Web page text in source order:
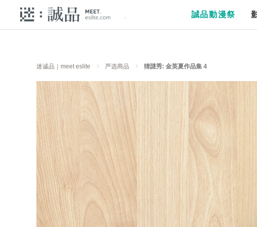
誠品動漫祭
迷诚品｜meet eslite 严选商品 猜謎秀: 金英夏作品集 4